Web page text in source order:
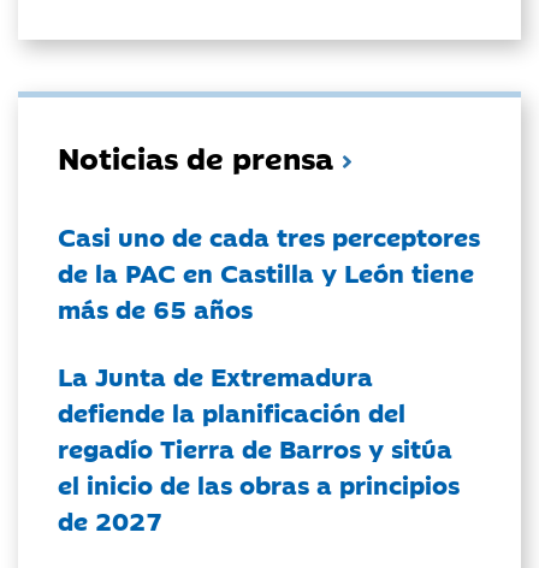
Noticias de prensa
Casi uno de cada tres perceptores
de la PAC en Castilla y León tiene
más de 65 años
La Junta de Extremadura
defiende la planificación del
regadío Tierra de Barros y sitúa
el inicio de las obras a principios
de 2027